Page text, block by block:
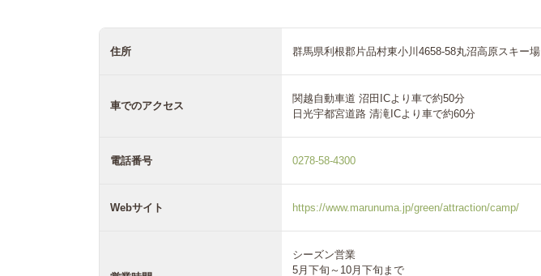
住所 群馬県利根郡片品村東小川4658-58丸沼高原スキー場
車でのアクセス
関越自動車道 沼田ICより車で約50分
日光宇都宮道路 清滝ICより車で約60分
電話番号 0278-58-4300
Webサイト https://www.marunuma.jp/green/attraction/camp/
シーズン営業
5月下旬～10月下旬まで